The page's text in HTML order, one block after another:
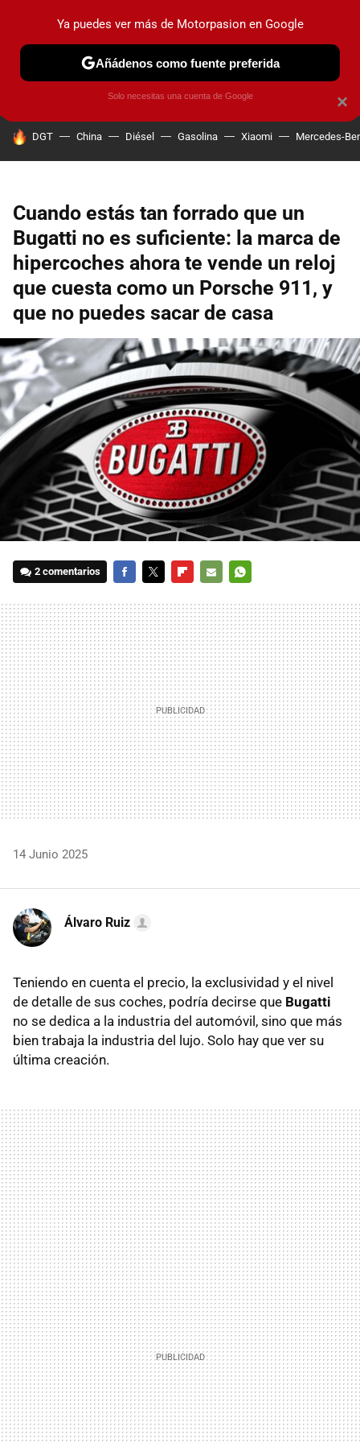
PRUEBAS COCHES ELÉCTRICOS OBSERVATORIO
HOY SE HABLA DE
DGT China Diésel Gasolina Xiaomi Mercedes-
Cuando estás tan forrado que un
Bugatti no es suficiente: la marca de
hipercoches ahora te vende un reloj
que cuesta como un Porsche 911, y
que no puedes sacar de casa
2 comentarios
MAIL
14 Junio 2025
Álvaro Ruiz
Teniendo en cuenta el precio, la exclusividad y el nivel
de detalle de sus coches, podría decirse que Bugatti
no se dedica a la industria del automóvil, sino que más
bien trabaja la industria del lujo. Solo hay que ver su
última creación.
×
Ya puedes ver más de Motorpasion en Google
Añádenos como fuente preferida
Solo necesitas una cuenta de Google